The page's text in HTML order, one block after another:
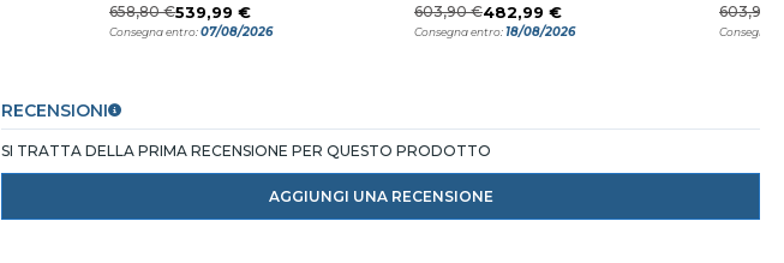
658,80 €539,99 €
Consegna entro:07/08/2026
603,90 €482,99 €
Consegna entro:18/08/2026
603,90
Consegna
RECENSIONI
SI TRATTA DELLA PRIMA RECENSIONE PER QUESTO PRODOTTO
AGGIUNGI UNA RECENSIONE